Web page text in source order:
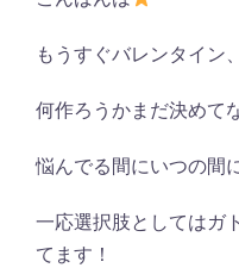
もうすぐバレンタイン
何作ろうかまだ決めて
悩んでる間にいつの間
一応選択肢としてはガ
てます！